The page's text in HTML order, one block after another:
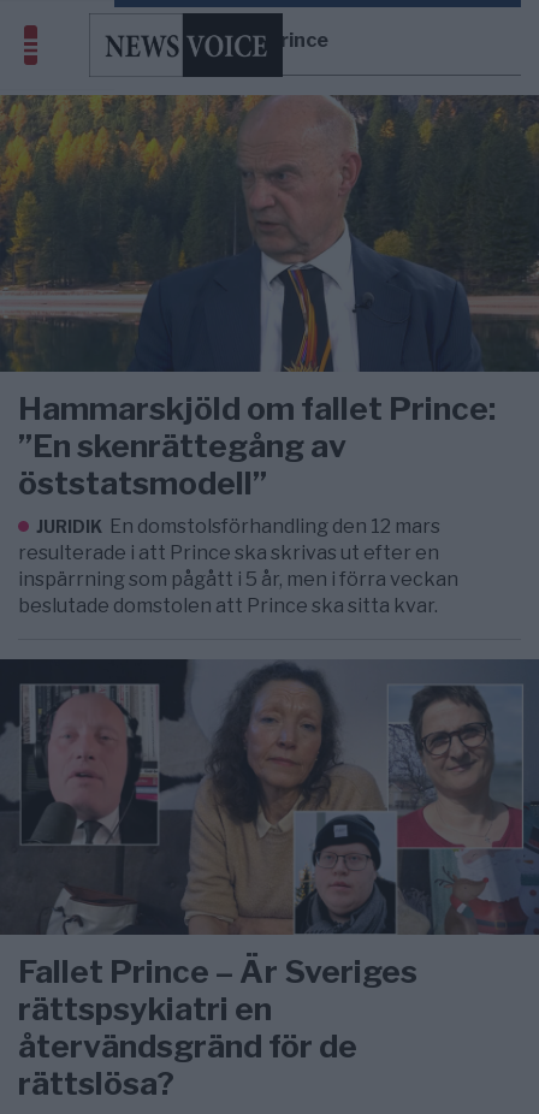
Fallet Prince
Hammarskjöld om fallet Prince:
”En skenrättegång av
öststatsmodell”
JURIDIK En domstolsförhandling den 12 mars
resulterade i att Prince ska skrivas ut efter en
inspärrning som pågått i 5 år, men i förra veckan
beslutade domstolen att Prince ska sitta kvar.
Fallet Prince – Är Sveriges
rättspsykiatri en
återvändsgränd för de
rättslösa?